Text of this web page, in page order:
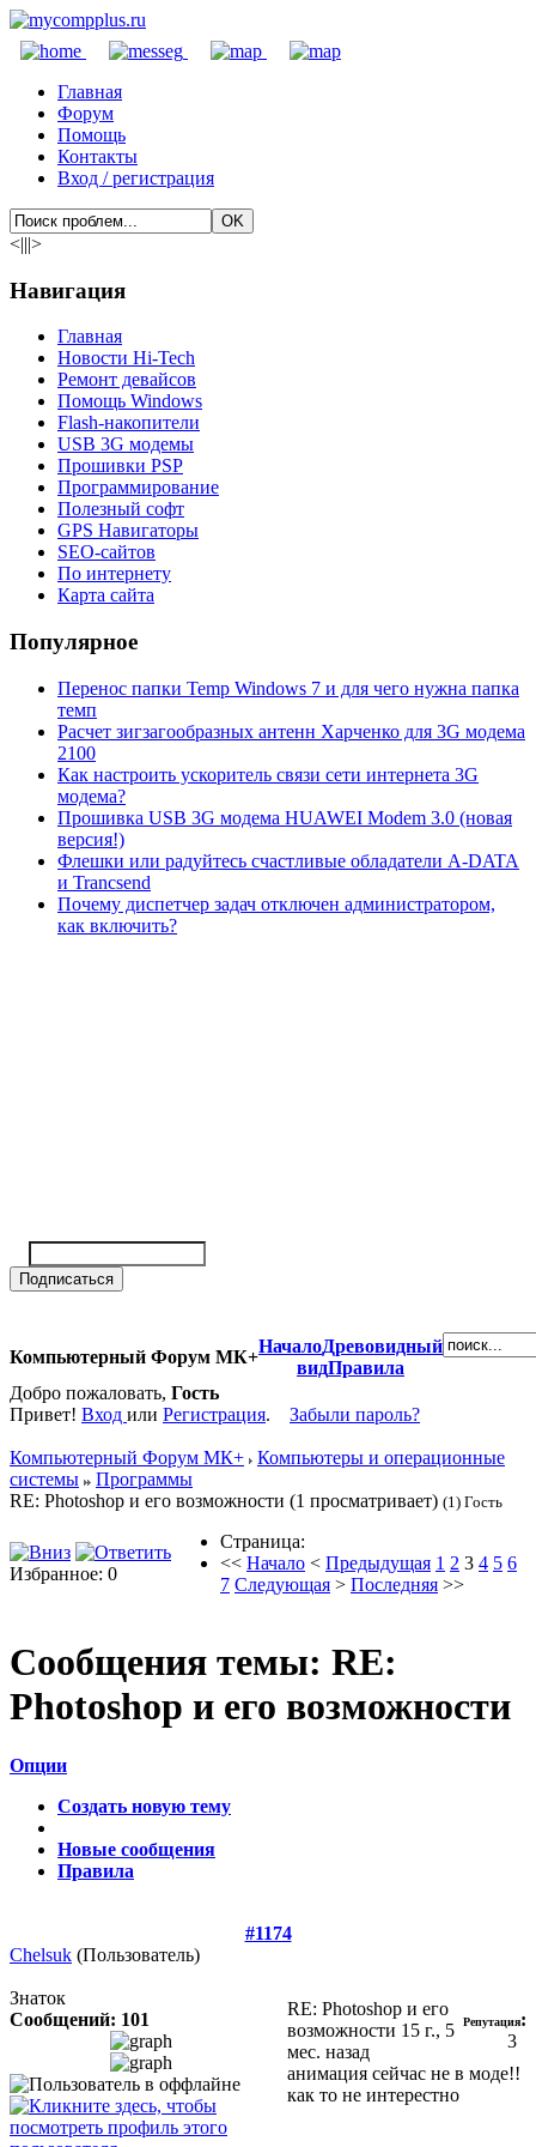
Главная
Форум
Помощь
Контакты
Вход / регистрация
<|||>
Навигация
Главная
Новости Hi-Tech
Ремонт девайсов
Помощь Windows
Flash-накопители
USB 3G модемы
Прошивки PSP
Программирование
Полезный софт
GPS Навигаторы
SEO-сайтов
По интернету
Карта сайта
Популярное
Перенос папки Temp Windows 7 и для чего нужна папка
темп
Расчет зигзагообразных антенн Харченко для 3G модема
2100
Как настроить ускоритель связи сети интернета 3G
модема?
Прошивка USB 3G модема HUAWEI Modem 3.0 (новая
версия!)
Флешки или радуйтесь счастливые обладатели A-DATA
и Trancsend
Почему диспетчер задач отключен администратором,
как включить?
Компьютерный Форум МК+
НачалоДревовидный
видПравила
Добро пожаловать, Гость
Привет! Вход или Регистрация. Забыли пароль?
Компьютерный Форум МК+
Компьютеры и операционные
системы
Программы
RE: Photoshop и его возможности (1 просматривает) (1) Гость
Избранное: 0
Страница:
<< Начало < Предыдущая 1 2 3 4 5 6
7 Следующая > Последняя >>
Сообщения темы: RE:
Photoshop и его возможности
Опции
Создать новую тему
Новые сообщения
Правила
#1174
Chelsuk (Пользователь)
Знаток
Сообщений: 101
RE: Photoshop и его
возможности 15 г., 5
мес. назад
Репутация:
3
анимация сейчас не в моде!!
как то не интерестно